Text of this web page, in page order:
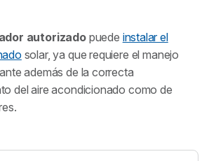
autorizadopuede instalar el
solar, ya que requiere el manejo
además de la correcta
del aire acondicionado como de